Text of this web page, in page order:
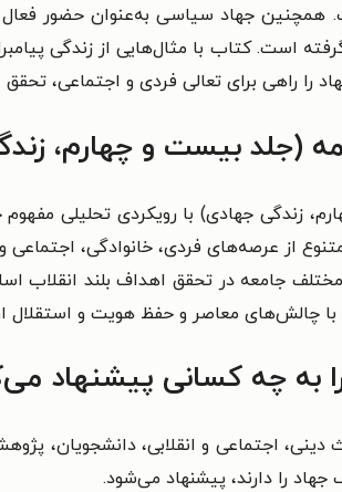
همچنین جهاد سیاسی به‌عنوان حضور
است. کتاب با مثال‌هایی از زندگی
را راهی برای تعالی فردی و اجتماعی،
(جلد بیست و چهارم،
زندگی جهادی) با رویکردی تحلیلی
از عرصه‌های فردی، خانوادگی،
جامعه در تحقق اهداف بلند انقلاب
با چالش‌های معاصر و حفظ هویت و استقلال
به چه کسانی پیشنهاد
اجتماعی و انقلابی، دانشجویان،
را دارند، پیشنهاد می‌شود.